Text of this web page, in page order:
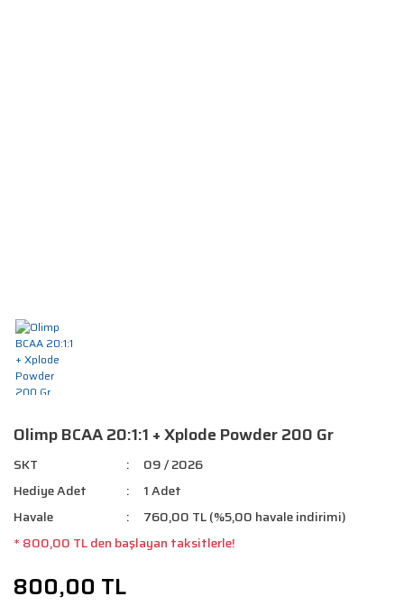
Olimp BCAA 20:1:1 + Xplode Powder 200 Gr
SKT
09 / 2026
Hediye Adet
1 Adet
Havale
760,00 TL (%5,00 havale indirimi)
* 800,00 TL den başlayan taksitlerle!
800,00 TL